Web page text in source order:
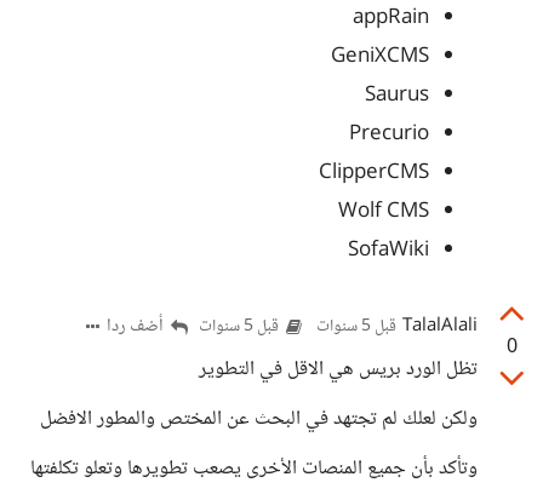
appRain
GeniXCMS
Saurus
Precurio
ClipperCMS
Wolf CMS
SofaWiki
0
TalalAlali قبل 5 سنوات قبل 5 سنوات أضف ردا
تظل الورد بريس هي الاقل في التطوير
ولكن لعلك لم تجتهد في البحث عن المختص والمطور الافضل
وتأكد بأن جميع المنصات الأخرى يصعب تطويرها وتعلو تكلفتها